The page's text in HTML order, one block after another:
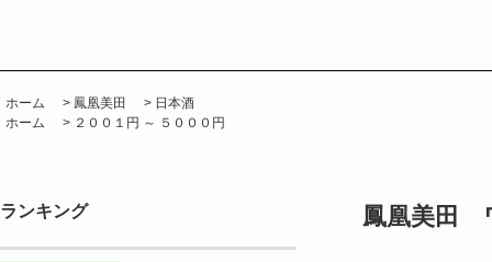
ホーム > 鳳凰美田 > 日本酒
ホーム
> ２００１円 ～ ５０００円
ランキング 鳳凰美田